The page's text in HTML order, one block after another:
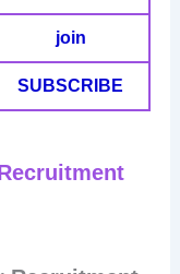
join
SUBSCRIBE